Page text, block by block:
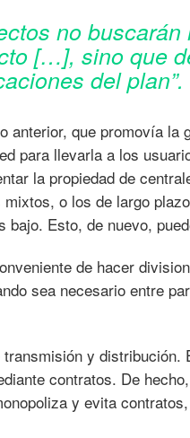
no
[…], sino que
del plan”.
anterior, que promovía la
para llevarla a los
la propiedad de
o los de largo
Esto, de nuevo,
de hacer
sea necesario entre
y distribución.
contratos. De
y evita